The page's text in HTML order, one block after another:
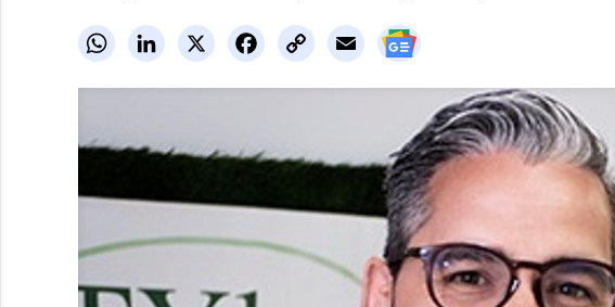
WhatsAppLinkedInX FacebookCopy
Link
Email